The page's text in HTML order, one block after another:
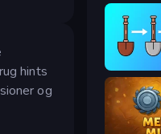
hints
og